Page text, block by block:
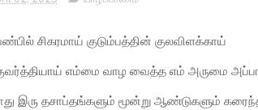
சிகரமாய் குடும்பத்தின் குலவிளக்காய்
எம்மை வாழ வைத்த எம் அருமை
இரு தசாப்தங்களும் மூன்று ஆண்டுகளும்